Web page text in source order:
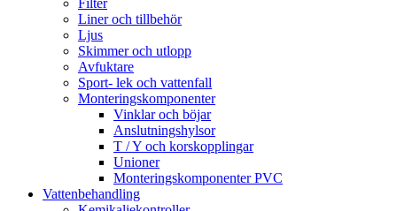
Filter
Liner och tillbehör
Ljus
Skimmer och utlopp
Avfuktare
Sport- lek och vattenfall
Monteringskomponenter
Vinklar och böjar
Anslutningshylsor
T / Y och korskopplingar
Unioner
Monteringskomponenter PVC
Vattenbehandling